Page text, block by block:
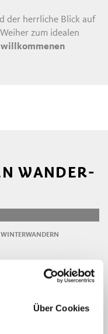
Über Cookies
der herrliche Blick auf
zum idealen
willkommenen
WANDER-
dem ältesten Heilbad
und für